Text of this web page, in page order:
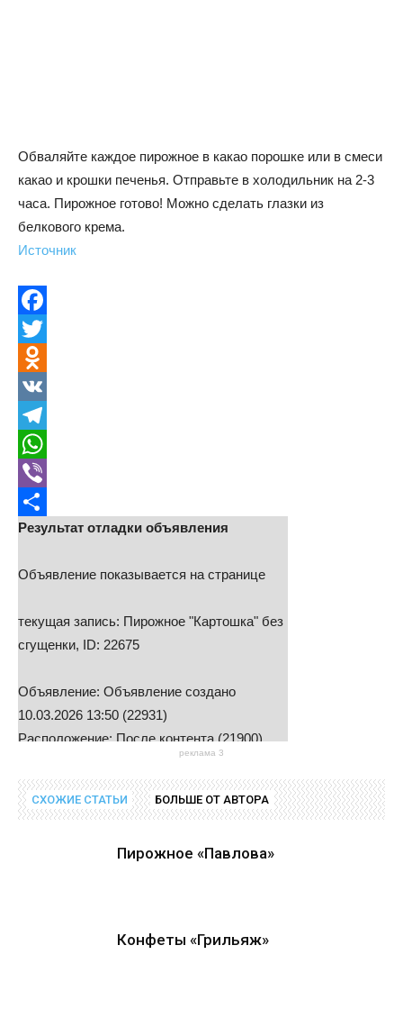
Обваляйте каждое пирожное в какао порошке или в смеси
какао и крошки печенья. Отправьте в холодильник на 2-3
часа. Пирожное готово! Можно сделать глазки из
белкового крема.
Источник
Facebook
Twitter
Odnoklassniki
VK
Telegram
WhatsApp
Viber
Отправить
Результат отладки объявления
Объявление показывается на странице
текущая запись: Пирожное "Картошка" без
сгущенки, ID: 22675
Объявление: Объявление создано
10.03.2026 13:50 (22931)
Расположение: После контента (21900)
Найти решения в руководстве
реклама 3
СХОЖИЕ СТАТЬИ БОЛЬШЕ ОТ АВТОРА
Пирожное «Павлова»
Конфеты «Грильяж»